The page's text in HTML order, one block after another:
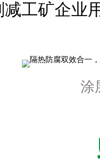
工矿企业
涂